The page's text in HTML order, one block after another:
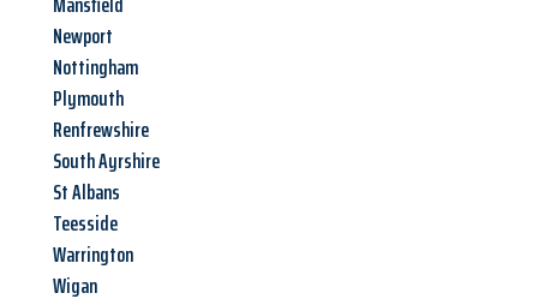
Newport
Nottingham
Plymouth
Renfrewshire
South Ayrshire
St Albans
Teesside
Warrington
Wigan